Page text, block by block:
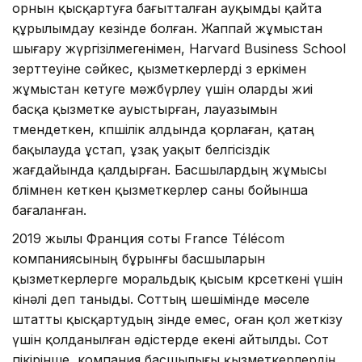
орнын қысқартуға бағытталған ауқымды қайта
құрылымдау кезінде болған. Жаппай жұмыстан
шығару жүргізілмегенімен, Harvard Business School
зерттеуіне сәйкес, қызметкерлерді өз еркімен
жұмыстан кетуге мәжбүрлеу үшін оларды жиі
басқа қызметке ауыстырған, лауазымын
төмендеткен, көпшілік алдында қорлаған, қатаң
бақылауда ұстап, ұзақ уақыт белгісіздік
жағдайында қалдырған. Басшылардың жұмысы
бөлімнен кеткен қызметкерлер саны бойынша
бағаланған.
2019 жылы Франция соты France Télécom
компаниясының бұрынғы басшыларын
қызметкерлерге моральдық қысым көрсеткені үшін
кінәлі деп таныды. Соттың шешімінде мәселе
штатты қысқартудың өзінде емес, оған қол жеткізу
үшін қолданылған әдістерде екені айтылды. Сот